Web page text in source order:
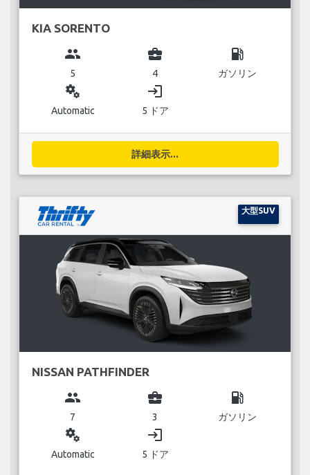
KIA SORENTO
group
5
business_center
4
local_gas_station
ガソリン
miscellaneous_services
Automatic
login
5 ドア
詳細表示...
大型SUV
NISSAN PATHFINDER
group
7
business_center
3
local_gas_station
ガソリン
miscellaneous_services
Automatic
login
5 ドア